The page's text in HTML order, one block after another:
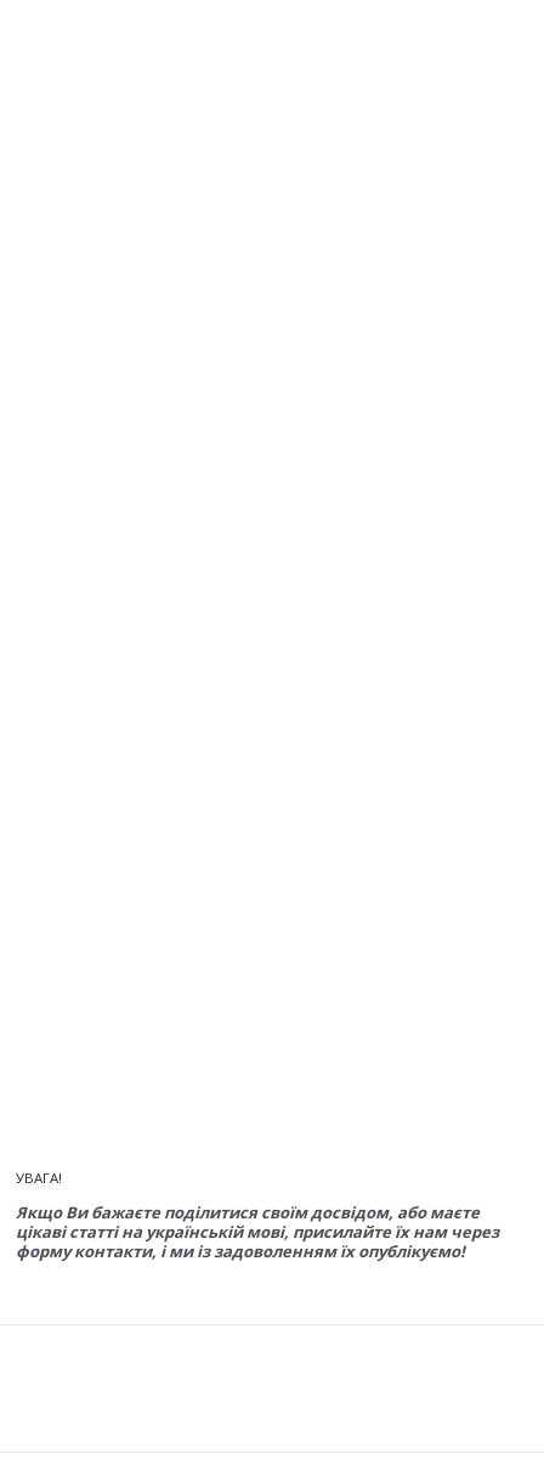
УВАГА!
Якщо Ви бажаєте поділитися своїм досвідом, або маєте
цікаві статті на українській мові, присилайте їх нам через
форму контакти, і ми із задоволенням їх опублікуємо!